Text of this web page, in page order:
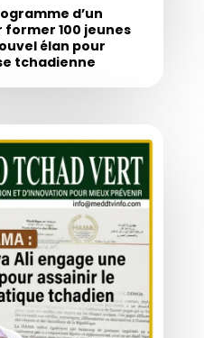
d’un
former 100 jeunes
élan pour
tchadienne